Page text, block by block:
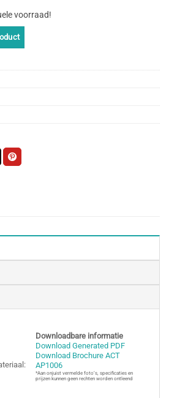
voorraad!
Downloadbare informatie
Download Generated PDF
Download Brochure ACT
AP1006
*Aan onjuist vermelde foto’s, specificaties en
prijzen kunnen geen rechten worden ontleend